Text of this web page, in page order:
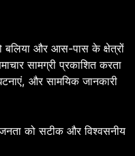
समीक्षा में फिसले
मांगा स्पष्टीकरण
ब्लास्ट के बाद बलिया में
बलिया और आस-पास के क्षेत्रों
सामग्री प्रकाशित करता
और सामयिक जानकारी
को सटीक और विश्वसनीय